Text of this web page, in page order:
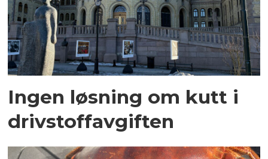
Ingen løsning om kutt i
drivstoffavgiften